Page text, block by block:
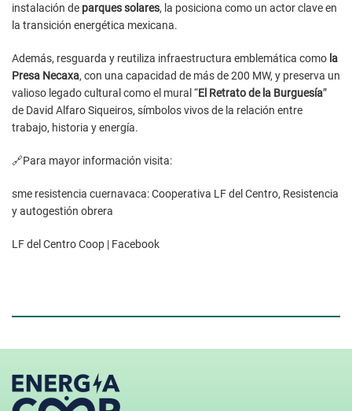
instalación de parques solares, la posiciona como un actor clave en
la transición energética mexicana.
Además, resguarda y reutiliza infraestructura emblemática como la
Presa Necaxa, con una capacidad de más de 200 MW, y preserva un
valioso legado cultural como el mural “El Retrato de la Burguesía”
de David Alfaro Siqueiros, símbolos vivos de la relación entre
trabajo, historia y energía.
🔗Para mayor información visita:
sme resistencia cuernavaca: Cooperativa LF del Centro, Resistencia
y autogestión obrera
LF del Centro Coop | Facebook